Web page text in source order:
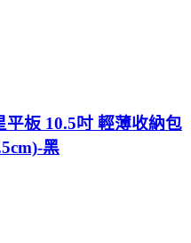
板 10.5吋 輕薄收納包
黑